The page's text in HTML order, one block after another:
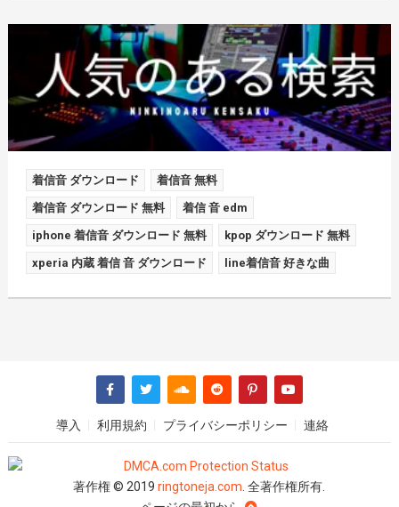
着信音 ダウンロード 着信音 無料
着信音 ダウンロード 無料 着信 音 edm
iphone 着信音 ダウンロード 無料 kpop ダウンロード 無料
xperia 内蔵 着信 音 ダウンロード line着信音 好きな曲
導入 利用規約 プライバシーポリシー 連絡
著作権 © 2019ringtoneja.com . 全著作権所有.